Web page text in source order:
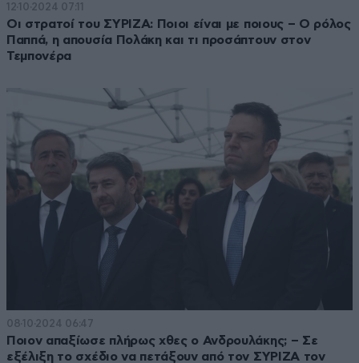
12·10·2024 07:11
Οι στρατοί του ΣΥΡΙΖΑ: Ποιοι είναι με ποιους – Ο ρόλος
Παππά, η απουσία Πολάκη και τι προσάπτουν στον
Τεμπονέρα
08·10·2024 06:47
Ποιον απαξίωσε πλήρως χθες ο Ανδρουλάκης; – Σε
εξέλιξη το σχέδιο να πετάξουν από τον ΣΥΡΙΖΑ τον